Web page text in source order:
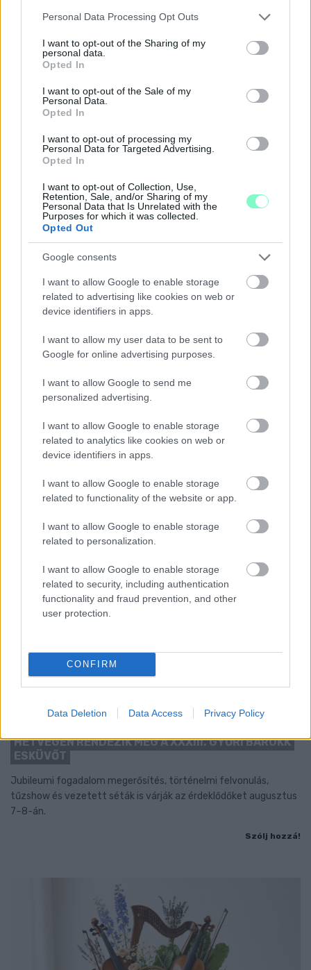
Please note that this website/app uses one or more Google
not limited to your visit or usage behaviour. You may click to
grant or deny consent to Google and its third-party tags to
use your data for below specified purposes in below Google
consent section.
Personal Data Processing Opt Outs
I want to opt-out of the Sharing of my
personal data.
Opted In
I want to opt-out of the Sale of my
Personal Data.
Opted In
I want to opt-out of processing my
Personal Data for Targeted Advertising.
Opted In
I want to opt-out of Collection, Use,
Retention, Sale, and/or Sharing of my
Personal Data that Is Unrelated with the
Purposes for which it was collected.
Opted Out
Google consents
I want to allow Google to enable storage
related to advertising like cookies on web or
device identifiers in apps.
I want to allow my user data to be sent to
Google for online advertising purposes.
I want to allow Google to send me
personalized advertising.
I want to allow Google to enable storage
related to analytics like cookies on web or
device identifiers in apps.
I want to allow Google to enable storage
related to functionality of the website or app.
I want to allow Google to enable storage
related to personalization.
I want to allow Google to enable storage
related to security, including authentication
functionality and fraud prevention, and other
user protection.
CONFIRM
Data Deletion Data Access Privacy Policy
KIVÁLÓ PROGRAM VÁR MINDENKIT EZEN A HÉTVÉGÉN
Középpontban a hagyományőrzés, de lesz Pogány Induló és
A GYŐRI AUDI ETO KC PÉNTEKI FELKÉSZÜLÉSI
MÉRKŐZÉSE
Az energiaellátás tehermentesítése érdekében másfél órával
előrébb hozták a Brest Bretagne Handball elleni találkozó
kezdését.
1 hozzászólás
HÉTVÉGÉN RENDEZIK MEG A XXXIII. GYŐRI BAROKK
ESKÜVŐT
Jubileumi fogadalom megerősítés, történelmi felvonulás,
tűzshow és vezetett séták is várják az érdeklődőket augusztus
7–8-án.
Szólj hozzá!